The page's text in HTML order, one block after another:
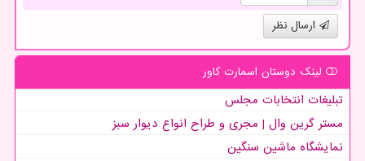
ارسال نظر
لینک دوستان اسمارت كاور
تبلیغات انتخابات مجلس
مستر گرین وال | مجری و طراح انواع دیوار سبز
نمایشگاه ماشین سنگین